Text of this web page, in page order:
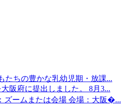
ちの豊かな乳幼児期・放課...
阪府に提出しました。 8月3...
ズームまたは会場 会場：大阪�...